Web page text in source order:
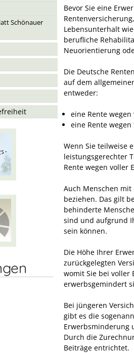
Schönauer
Bevor Sie eine
Lebensunterhalt
berufliche
Neuorientierung
Die Deutsche
auf dem
entweder:
eine Rente
eine Rente
Wenn Sie teilweise
leistungsgerechter
Rente wegen voller
Auch Menschen
beziehen. Das gilt
behinderte
sind und aufgrund
sein können.
Die Höhe Ihrer
zurückgelegten
womit Sie bei voller
erwerbsgemindert
Bei jüngeren
gibt es die
Erwerbsminderung
Durch die
Beiträge entrichtet.